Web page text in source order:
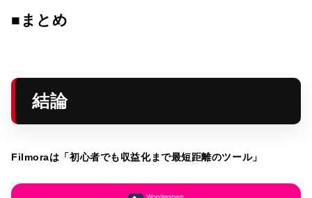
■まとめ
結論
Filmoraは「初心者でも収益化まで最短距離のツール」